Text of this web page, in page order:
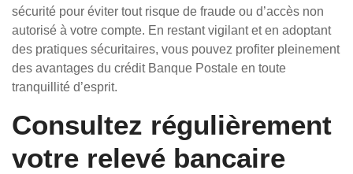
sécurité pour éviter tout risque de fraude ou d’accès non
autorisé à votre compte. En restant vigilant et en adoptant
des pratiques sécuritaires, vous pouvez profiter pleinement
des avantages du crédit Banque Postale en toute
tranquillité d’esprit.
Consultez régulièrement
votre relevé bancaire